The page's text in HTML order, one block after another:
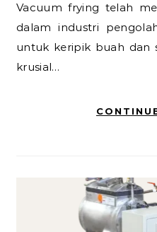
Vacuum frying telah menjadi teknologi unggulan
dalam industri
untuk keripik buah dan
krusial…